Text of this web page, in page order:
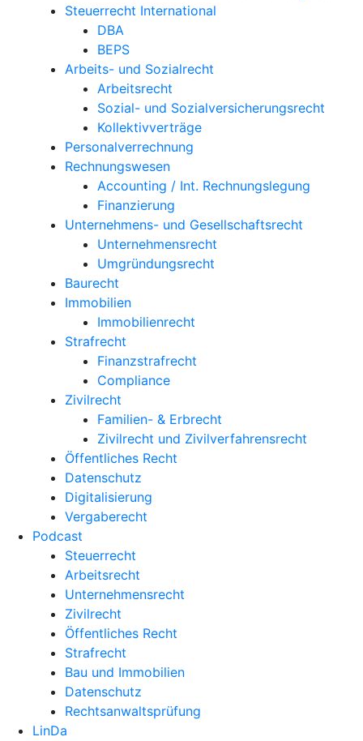
Steuerrecht International
DBA
BEPS
Arbeits- und Sozialrecht
Arbeitsrecht
Sozial- und Sozialversicherungsrecht
Kollektivverträge
Personalverrechnung
Rechnungswesen
Accounting / Int. Rechnungslegung
Finanzierung
Unternehmens- und Gesellschaftsrecht
Unternehmensrecht
Umgründungsrecht
Baurecht
Immobilien
Immobilienrecht
Strafrecht
Finanzstrafrecht
Compliance
Zivilrecht
Familien- & Erbrecht
Zivilrecht und Zivilverfahrensrecht
Öffentliches Recht
Datenschutz
Digitalisierung
Vergaberecht
Podcast
Steuerrecht
Arbeitsrecht
Unternehmens­recht
Zivilrecht
Öffentliches Recht
Strafrecht
Bau und Immobilien
Datenschutz
Rechtsanwalts­prüfung
LinDa